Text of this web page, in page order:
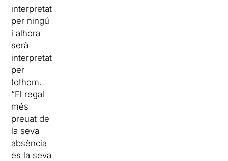
interpretat
per ningú
i alhora
serà
interpretat
per
tothom.
“El regal
més
preuat de
la seva
absència
és la seva